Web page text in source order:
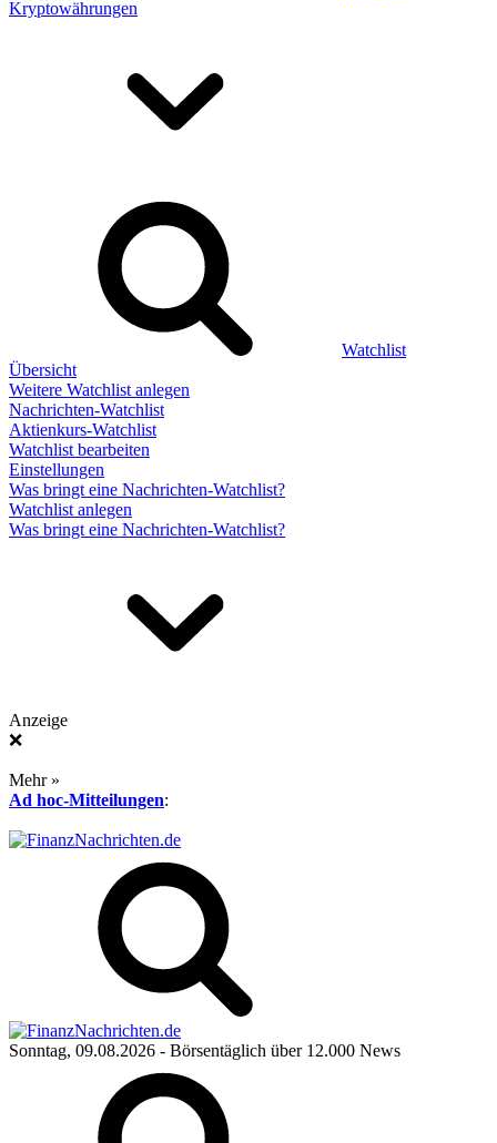
Kryptowährungen
Watchlist
Übersicht
Weitere Watchlist anlegen
Nachrichten-Watchlist
Aktienkurs-Watchlist
Watchlist bearbeiten
Einstellungen
Was bringt eine Nachrichten-Watchlist?
Watchlist anlegen
Was bringt eine Nachrichten-Watchlist?
Anzeige
❌
Mehr »
Ad hoc-Mitteilungen:
Sonntag, 09.08.2026 - Börsentäglich über 12.000 News